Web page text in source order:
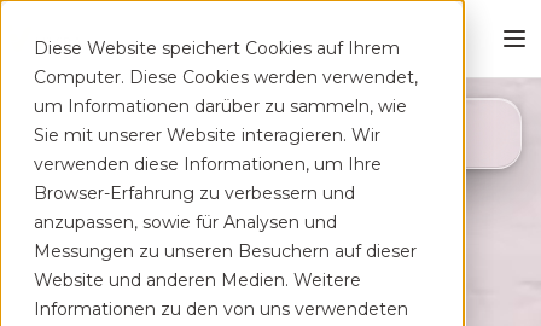
Diese Website speichert Cookies auf Ihrem
Computer. Diese Cookies werden verwendet,
um Informationen darüber zu sammeln, wie
Sie mit unserer Website interagieren. Wir
verwenden diese Informationen, um Ihre
Browser-Erfahrung zu verbessern und
anzupassen, sowie für Analysen und
Messungen zu unseren Besuchern auf dieser
Website und anderen Medien. Weitere
Informationen zu den von uns verwendeten